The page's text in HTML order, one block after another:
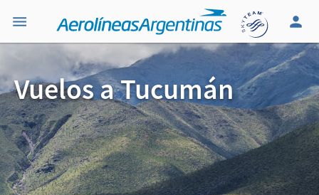
Vuelos a Tucumán